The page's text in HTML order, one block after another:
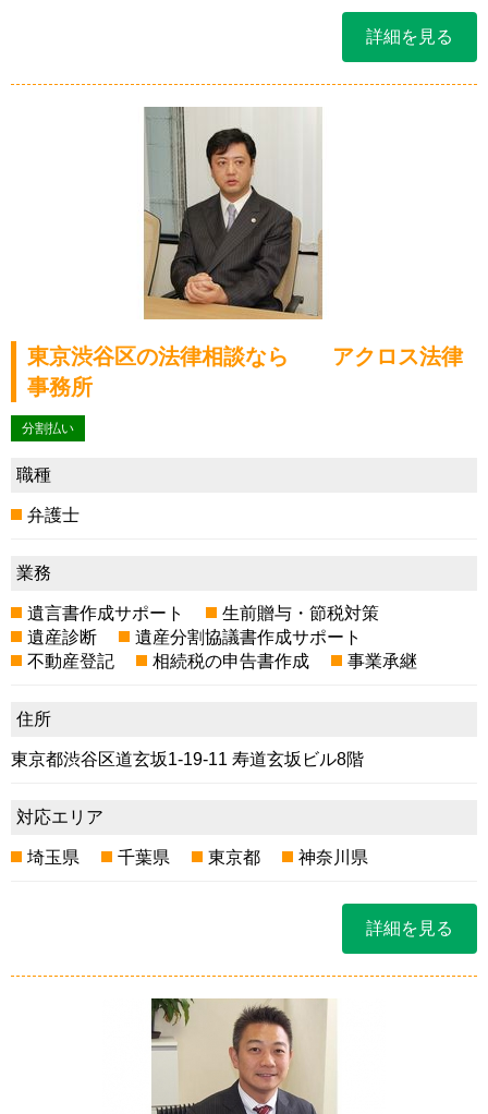
詳細を見る
東京渋谷区の法律相談なら アクロス法律
事務所
分割払い
職種
弁護士
業務
遺言書作成サポート
生前贈与・節税対策
遺産診断
遺産分割協議書作成サポート
不動産登記
相続税の申告書作成 事業承継
住所
東京都渋谷区道玄坂1-19-11 寿道玄坂ビル8階
対応エリア
埼玉県 千葉県 東京都 神奈川県
詳細を見る